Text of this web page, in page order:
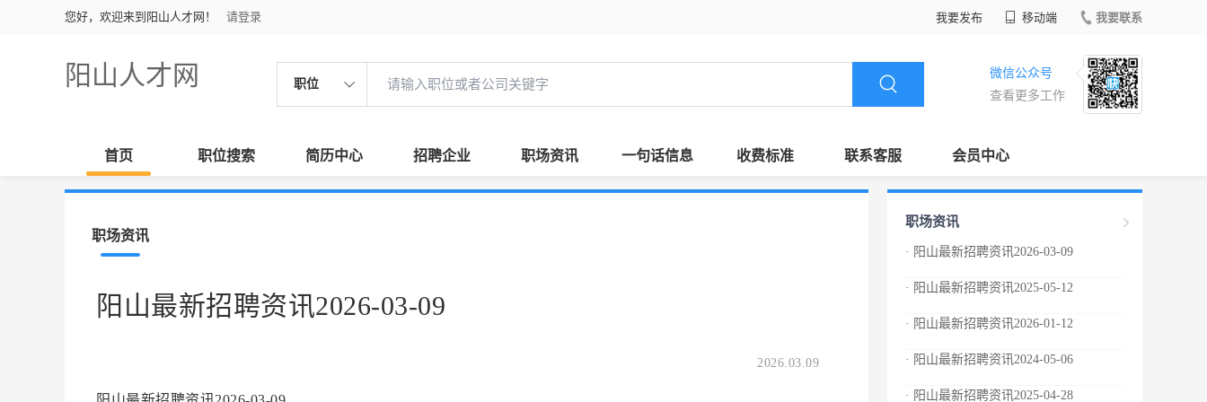
您好，欢迎来到阳山人才网！ 请登录 我要发布 移动端 我要联系
阳山人才网 职位
微信公众号
查看更多工作
首页 职位搜索 简历中心 招聘企业 职场资讯 一句话信息 收费标准 联系客服 会员中心
职场资讯
阳山最新招聘资讯2026-03-09
2026.03.09
职场资讯
· 阳山最新招聘资讯2026-03-09
· 阳山最新招聘资讯2025-05-12
· 阳山最新招聘资讯2026-01-12
· 阳山最新招聘资讯2024-05-06
· 阳山最新招聘资讯2025-04-28